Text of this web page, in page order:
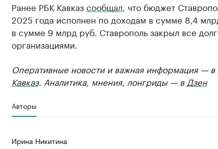
Ранее РБК Кавказсообщал , что бюджет
2025 года исполнен по доходам в сумме 8,4
в сумме 9 млрд руб. Ставрополь закрыл все
организациями.
Оперативные новости и важная информация — в
Кавказ. Аналитика, мнения, лонгриды — в Дзен
Авторы
Ирина Никитина